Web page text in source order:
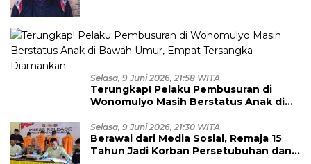
Selasa, 9 Juni 2026, 21:58 WITA
Terungkap! Pelaku Pembusuran di
Wonomulyo Masih Berstatus Anak di
Diamankan
Selasa, 9 Juni 2026, 21:30 WITA
Berawal dari Media Sosial, Remaja 15
Tahun Jadi Korban Persetubuhan dan